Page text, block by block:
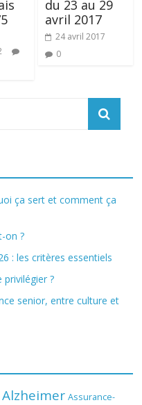
du 23 au 29
avril 2017
24 avril 2017
0
ça sert et comment ça
on ?
: les critères essentiels
?
senior, entre culture et
Alzheimer Assurance-